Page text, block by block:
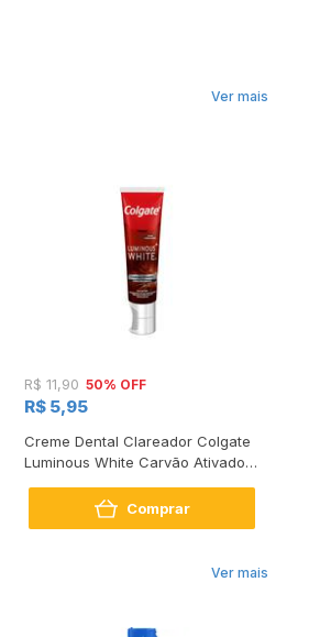
Ver mais
R$ 11,90 50% OFF
R$ 5,95
Creme Dental Clareador Colgate
Luminous White Carvão Ativado
70g
Comprar
Ver mais